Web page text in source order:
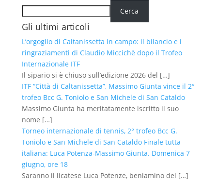
Cerca
Cerca
Gli ultimi articoli
L’orgoglio di Caltanissetta in campo: il bilancio e i
ringraziamenti di Claudio Miccichè dopo il Trofeo
Internazionale ITF
Il sipario si è chiuso sull’edizione 2026 del […]
ITF “Città di Caltanissetta”, Massimo Giunta vince il 2°
trofeo Bcc G. Toniolo e San Michele di San Cataldo
Massimo Giunta ha meritatamente iscritto il suo
nome […]
Torneo internazionale di tennis, 2° trofeo Bcc G.
Toniolo e San Michele di San Cataldo Finale tutta
italiana: Luca Potenza-Massimo Giunta. Domenica 7
giugno, ore 18
Saranno il licatese Luca Potenze, beniamino del […]